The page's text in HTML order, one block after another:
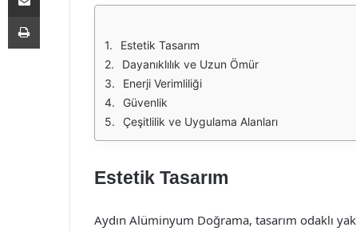
Estetik Tasarım
Dayanıklılık ve Uzun Ömür
Enerji Verimliliği
Güvenlik
Çeşitlilik ve Uygulama Alanları
Estetik Tasarım
Aydın Alüminyum Doğrama, tasarım odaklı